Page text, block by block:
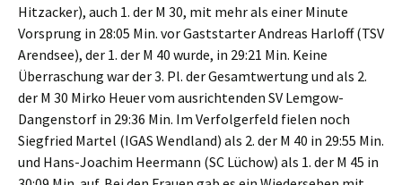
Hitzacker), auch 1. der M 30, mit mehr als einer Minute
Vorsprung in 28:05 Min. vor Gaststarter Andreas Harloff (TSV
Arendsee), der 1. der M 40 wurde, in 29:21 Min. Keine
Überraschung war der 3. Pl. der Gesamtwertung und als 2.
der M 30 Mirko Heuer vom ausrichtenden SV Lemgow-
Dangenstorf in 29:36 Min. Im Verfolgerfeld fielen noch
Siegfried Martel (IGAS Wendland) als 2. der M 40 in 29:55 Min.
und Hans-Joachim Heermann (SC Lüchow) als 1. der M 45 in